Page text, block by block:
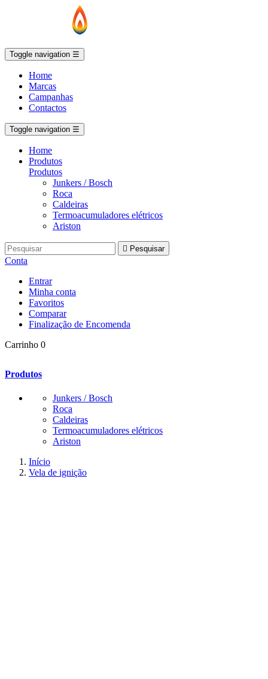
Toggle navigation ☰
Home
Marcas
Campanhas
Contactos
Toggle navigation ☰
Home
Produtos
Produtos
Junkers / Bosch
Roca
Caldeiras
Termoacumuladores elétricos
Ariston
 Pesquisar
Conta
Entrar
Minha conta
Favoritos
Comparar
Finalização de Encomenda
Carrinho 0
Produtos
Junkers / Bosch
Roca
Caldeiras
Termoacumuladores elétricos
Ariston
Início
Vela de ignição